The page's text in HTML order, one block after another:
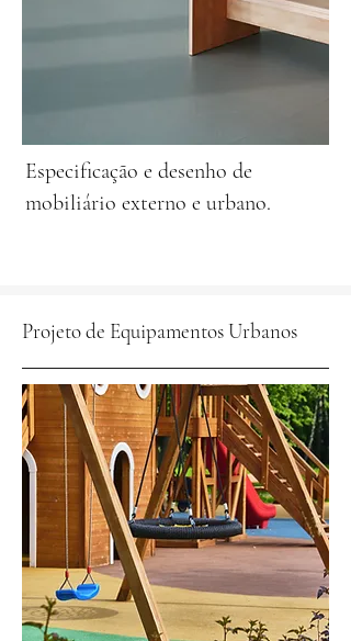
Especificação e desenho de
mobiliário externo e urbano.
Projeto de Equipamentos Urbanos